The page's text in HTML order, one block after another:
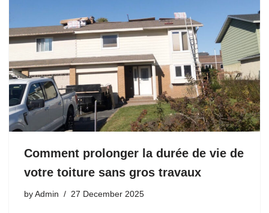
Comment prolonger la durée de vie de
votre toiture sans gros travaux
by Admin 27 December 2025